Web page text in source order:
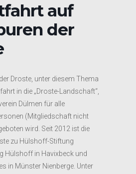
auf
der
Droste, unter diesem Thema
in die „Droste-Landschaft“,
Dülmen für alle
(Mitgliedschaft nicht
wird. Seit 2012 ist die
zu Hülshoff-Stiftung
Hülshoff in Havixbeck und
in Münster Nienberge. Unter